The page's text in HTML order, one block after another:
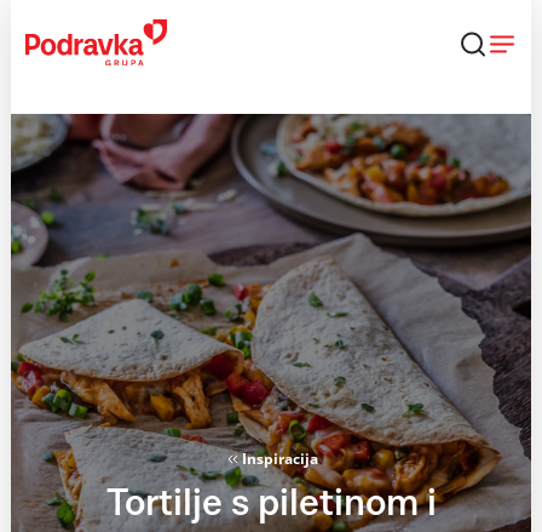
content
Inspiracija
Tortilje s piletinom i